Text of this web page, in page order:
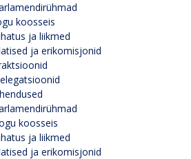
koosseis
ja liikmed
ja erikomisjonid
koosseis
ja liikmed
ja erikomisjonid